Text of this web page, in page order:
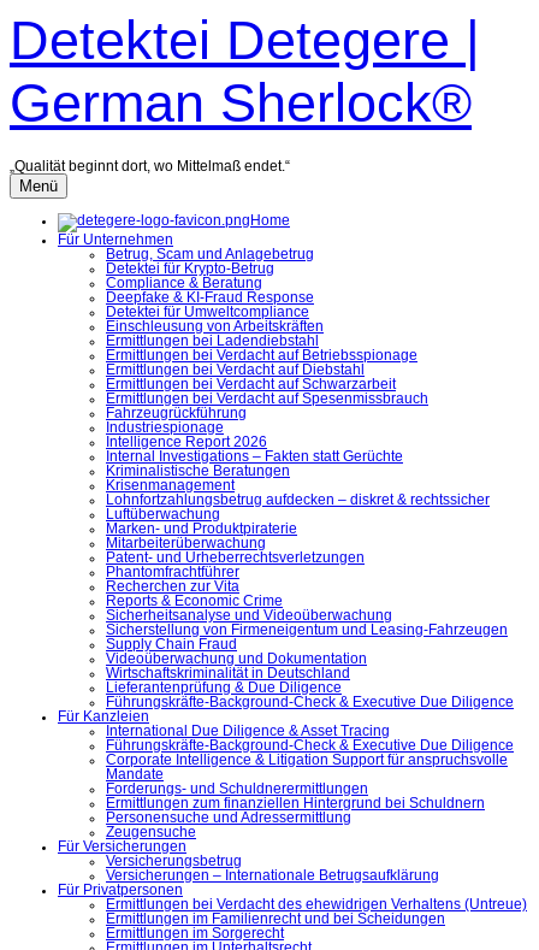
Inhalt
überspringen
Detektei Detegere |
German Sherlock®
„Qualität beginnt dort, wo Mittelmaß endet.“
Menü
Home
Für Unternehmen
Betrug, Scam und Anlagebetrug
Detektei für Krypto-Betrug
Compliance & Beratung
Deepfake & KI-Fraud Response
Detektei für Umweltcompliance
Einschleusung von Arbeitskräften
Ermittlungen bei Ladendiebstahl
Ermittlungen bei Verdacht auf Betriebsspionage
Ermittlungen bei Verdacht auf Diebstahl
Ermittlungen bei Verdacht auf Schwarzarbeit
Ermittlungen bei Verdacht auf Spesenmissbrauch
Fahrzeugrückführung
Industriespionage
Intelligence Report 2026
Internal Investigations – Fakten statt Gerüchte
Kriminalistische Beratungen
Krisenmanagement
Lohnfortzahlungsbetrug aufdecken – diskret & rechtssicher
Luftüberwachung
Marken- und Produktpiraterie
Mitarbeiterüberwachung
Patent- und Urheberrechtsverletzungen
Phantomfrachtführer
Recherchen zur Vita
Reports & Economic Crime
Sicherheitsanalyse und Videoüberwachung
Sicherstellung von Firmeneigentum und Leasing-Fahrzeugen
Supply Chain Fraud
Videoüberwachung und Dokumentation
Wirtschaftskriminalität in Deutschland
Lieferantenprüfung & Due Diligence
Führungskräfte-Background-Check & Executive Due Diligence
Für Kanzleien
International Due Diligence & Asset Tracing
Führungskräfte-Background-Check & Executive Due Diligence
Corporate Intelligence & Litigation Support für anspruchsvolle
Mandate
Forderungs- und Schuldnerermittlungen
Ermittlungen zum finanziellen Hintergrund bei Schuldnern
Personensuche und Adressermittlung
Zeugensuche
Für Versicherungen
Versicherungsbetrug
Versicherungen – Internationale Betrugsaufklärung
Für Privatpersonen
Ermittlungen bei Verdacht des ehewidrigen Verhaltens (Untreue)
Ermittlungen im Familienrecht und bei Scheidungen
Ermittlungen im Sorgerecht
Ermittlungen im Unterhaltsrecht